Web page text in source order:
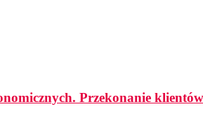
Przekonanie